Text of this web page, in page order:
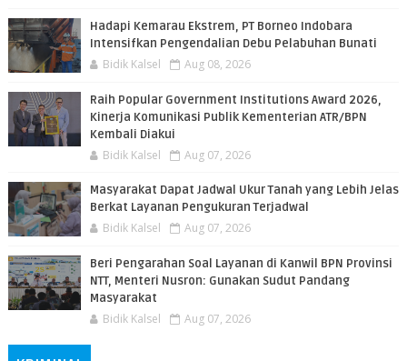
​Hadapi Kemarau Ekstrem, PT Borneo Indobara
Intensifkan Pengendalian Debu Pelabuhan Bunati
Bidik Kalsel Aug 08, 2026
Raih Popular Government Institutions Award 2026,
Kinerja Komunikasi Publik Kementerian ATR/BPN
Kembali Diakui
Bidik Kalsel Aug 07, 2026
Masyarakat Dapat Jadwal Ukur Tanah yang Lebih Jelas
Berkat Layanan Pengukuran Terjadwal
Bidik Kalsel Aug 07, 2026
Beri Pengarahan Soal Layanan di Kanwil BPN Provinsi
NTT, Menteri Nusron: Gunakan Sudut Pandang
Masyarakat
Bidik Kalsel Aug 07, 2026